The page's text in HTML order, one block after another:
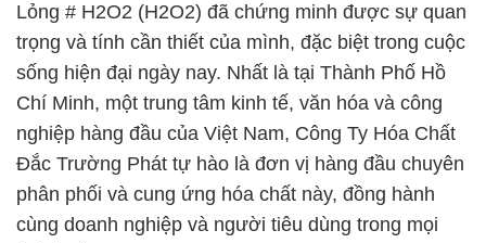
Lỏng # H2O2 (H2O2) đã chứng minh được sự quan
trọng và tính cần thiết của mình, đặc biệt trong cuộc
sống hiện đại ngày nay. Nhất là tại Thành Phố Hồ
Chí Minh, một trung tâm kinh tế, văn hóa và công
nghiệp hàng đầu của Việt Nam, Công Ty Hóa Chất
Đắc Trường Phát tự hào là đơn vị hàng đầu chuyên
phân phối và cung ứng hóa chất này, đồng hành
cùng doanh nghiệp và người tiêu dùng trong mọi